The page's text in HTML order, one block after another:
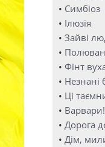
• Симбіоз
• Ілюзія
• Зайві
•
• Фінт
• Незнані
• Ці
• Варвари!
• Дорога
• Дім,